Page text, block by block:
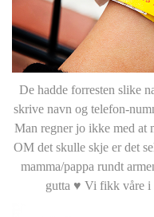
De hadde forresten slike
skrive navn og telefon-
Man regner jo ikke med at
OM det skulle skje er det
mamma/pappa rundt
gutta ♥ Vi fikk våre i